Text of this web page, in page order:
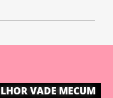
VADE MECUM